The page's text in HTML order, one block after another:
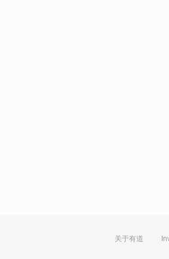
关于有道